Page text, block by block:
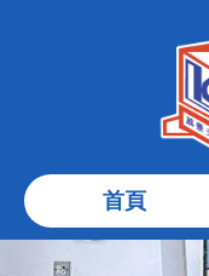
首頁